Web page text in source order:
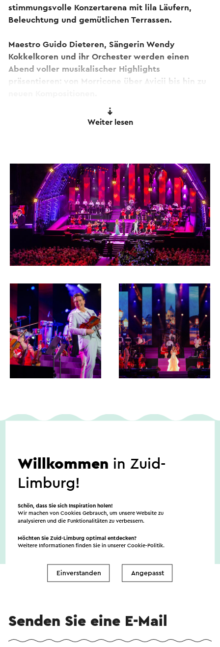
stimmungsvolle Konzertarena mit lila Läufern,
Beleuchtung und gemütlichen Terrassen.
Maestro Guido Dieteren, Sängerin Wendy
Kokkelkoren und ihr Orchester werden einen
Abend voller musikalischer Highlights
präsentieren: von Morricone über Avicii bis hin zu
Genießen Sie erstklassige Musik und kulinarische
als 250 Millionen Streams und über 1 Million
Followern ist das Orchester weltweit beliebt.
Die Sommerkonzerte sind Tradition und ziehen
Tausende von Besuchern aus mehr als 25 Ländern
an. Diese Jubiläumsausgabe verspricht ein
spektakulärer Abend voller Gänsehautmomente,
Feierlichkeiten und Limburger Gastfreundschaft
zu werden.
Weiter lesen
Daten
Senden Sie eine E-Mail
Willkommen in Zuid-
Limburg!
Schön, dass Sie sich Inspiration holen!
Wir machen von Cookies Gebrauch, um unsere Website zu
analysieren und die Funktionalitäten zu verbessern.
Möchten Sie Zuid-Limburg optimal entdecken?
Weitere Informationen finden Sie in unsererCookie-Politik.
Einverstanden Angepasst